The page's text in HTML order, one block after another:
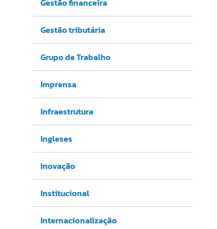
Gestão tributária
Grupo de Trabalho
Imprensa
Infraestrutura
Ingleses
Inovação
Institucional
Internacionalização